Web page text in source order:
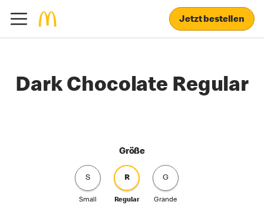
Jetzt bestellen
Dark Chocolate Regular
Größe
S
Small
R
Regular
G
Grande